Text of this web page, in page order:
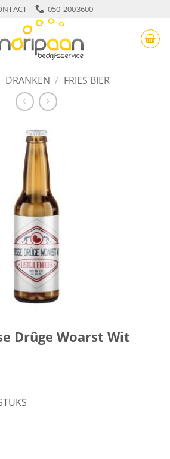
050-2003600
DRANKEN / FRIES BIER
Drûge Woarst Wit